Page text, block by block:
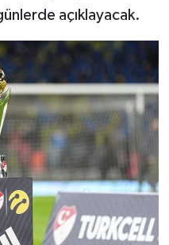
açıklayacak.